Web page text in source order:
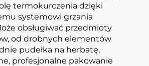
termokurczenia dzięki
systemowi grzania
obsługiwać przedmioty
od drobnych elementów
pudełka na herbatę,
profesjonalne pakowanie